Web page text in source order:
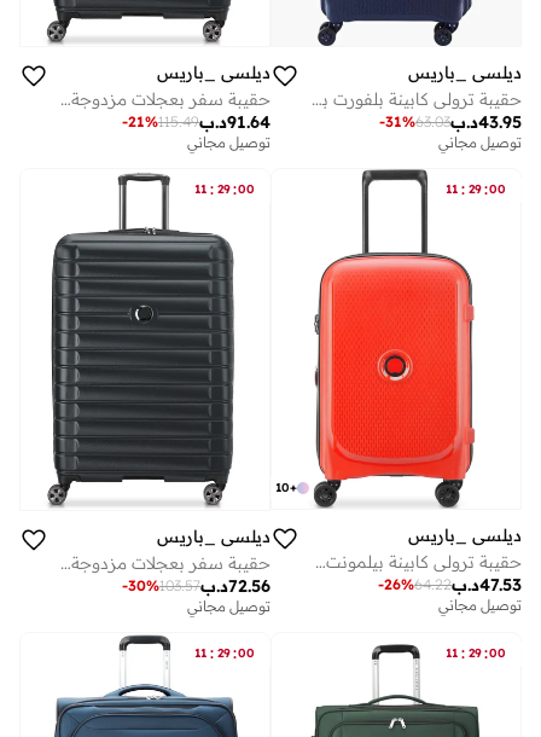
ديلسي _باريس
حقيبة ترولي كابينة بلفورت بلس 55 سم 4 عجلات - أزرق
د.ب43.95
63.03
-31%
توصيل مجاني
ديلسي _باريس
حقيبة سفر بعجلات مزدوجة قابلة للتوسيع مقاس سم باللون الأسود
د.ب91.64
115.49
-21%
توصيل مجاني
11 : 29:00
+
10
ديلسي _باريس
حقيبة ترولي كابينة بيلمونت+ 55 سم صلبة بعجلات مزدوجة قابلة للتوسيع لون أحمر باهت
د.ب47.53
64.22
-26%
توصيل مجاني
11 : 29:00
ديلسي _باريس
حقيبة سفر بعجلات مزدوجة قابلة للتوسيع مقاس سم - أسود
د.ب72.56
103.57
-30%
توصيل مجاني
11 : 29:00
11 : 29:00